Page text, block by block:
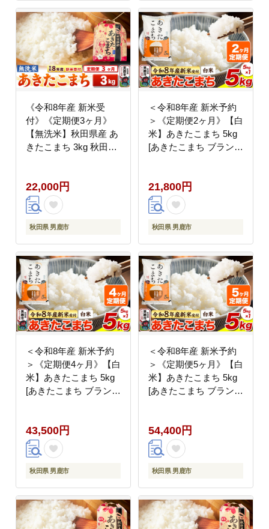
《令和8年産 新米受
付》《定期便3ヶ月》
【無洗米】秋田県産 あ
きたこまち 3kg 秋田県
まち ブランド米 お米
白米 精米 無洗米 米ど
ころ 秋田 秋田県産 新
米 先行受付]
22,000円
秋田県 男鹿市
＜令和8年産 新米予約
＞《定期便2ヶ月》【白
米】あきたこまち 5kg
[あきたこまち ブランド
21,800円
秋田県 男鹿市
＜令和8年産 新米予約
＞《定期便4ヶ月》【白
米】あきたこまち 5kg
[あきたこまち ブランド
43,500円
秋田県 男鹿市
＜令和8年産 新米予約
＞《定期便5ヶ月》【白
米】あきたこまち 5kg
[あきたこまち ブランド
54,400円
秋田県 男鹿市